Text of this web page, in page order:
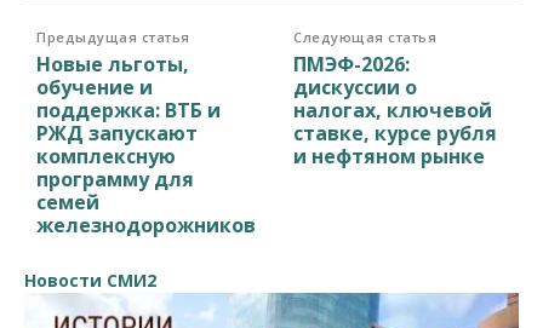
Предыдущая статья
Новые льготы,
обучение и
поддержка: ВТБ и
РЖД запускают
комплексную
программу для
семей
железнодорожников
Следующая статья
ПМЭФ-2026:
дискуссии о
налогах, ключевой
ставке, курсе рубля
и нефтяном рынке
Новости СМИ2